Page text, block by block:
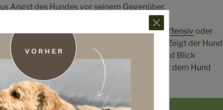
Angst des Hundes vor seinem Gegenüber.
solche Drohgebärde ist, egal ob der Hundoffensiv oder
Deutlichkeit: „Geh weg oder ich beiße!“ Zeigt der Hund
z.B. in Form von Distanzvergrößerung und Blick
Sich hier auf einen „Machtkampf“ mit dem Hund